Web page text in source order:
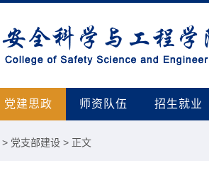
党建思政 师资队伍 招生就业
> 党支部建设 > 正文